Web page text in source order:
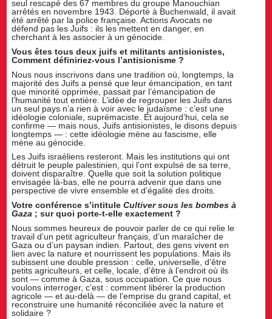
seul rescapé des 67 membres du groupe Manouchian
arrêtés en novembre 1943. Déporté à Buchenwald, il avait
été arrêté par la police française. Actions Avocats ne
défend pas les Juifs : ils les mettent en danger, en
cherchant à les associer à un génocide.
Vous êtes tous deux juifs et militants antisionistes,
Comment définiriez-vous l’antisionisme ?
Nous nous inscrivons dans une tradition où, longtemps, la
majorité des Juifs a pensé que leur émancipation, en tant
que minorité opprimée, passait par l’émancipation de
l’humanité tout entière. L’idée de regrouper les Juifs dans
un seul pays n’a rien à voir avec le judaïsme : c’est une
idéologie coloniale, suprémaciste. Et aujourd’hui, cela se
confirme — mais nous, Juifs antisionistes, le disons depuis
longtemps — : cette idéologie mène au fascisme, elle
mène au génocide.
Les Juifs israéliens resteront. Mais les institutions qui ont
détruit le peuple palestinien, qui l’ont expulsé de sa terre,
doivent disparaître. Quelle que soit la solution politique
envisagée là-bas, elle ne pourra advenir que dans une
perspective de vivre ensemble et d’égalité des droits.
Votre conférence s’intituleCultiver sous les bombes à
Gaza ; sur quoi porte-t-elle exactement ?
Nous sommes heureux de pouvoir parler de ce qui relie le
travail d’un petit agriculteur français, d’un maraîcher de
Gaza ou d’un paysan indien. Partout, des gens vivent en
lien avec la nature et nourrissent les populations. Mais ils
subissent une double pression : celle, universelle, d’être
petits agriculteurs, et celle, locale, d’être à l’endroit où ils
sont — comme à Gaza, sous occupation. Ce que nous
voulons interroger, c’est : comment libérer la production
agricole — et au-delà — de l’emprise du grand capital, et
reconstruire une humanité réconciliée avec la nature et
solidaire ?